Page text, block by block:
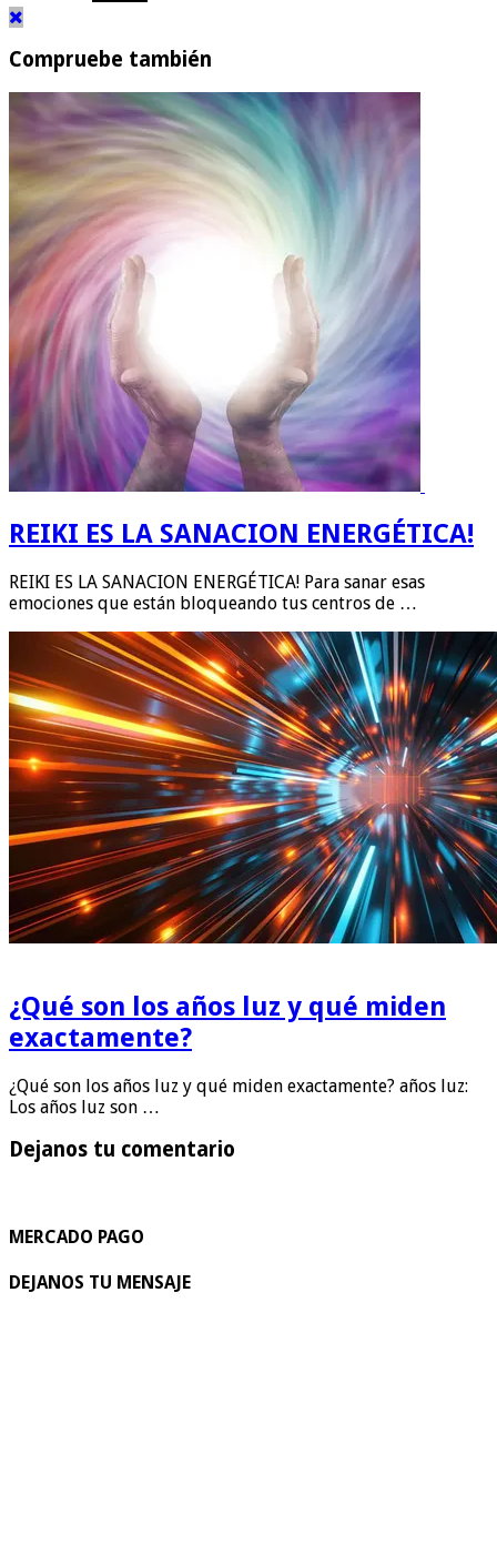
Compruebe también
REIKI ES LA SANACION ENERGÉTICA!
REIKI ES LA SANACION ENERGÉTICA! Para sanar esas
emociones que están bloqueando tus centros de …
¿Qué son los años luz y qué miden
exactamente?
¿Qué son los años luz y qué miden exactamente? años luz:
Los años luz son …
Dejanos tu comentario
MERCADO PAGO
DEJANOS TU MENSAJE